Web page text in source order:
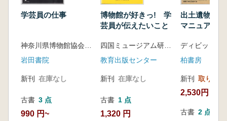
学芸員の仕事
神奈川県博物館協会 編
岩田書院
新刊 在庫なし
古書 3 点
990 円~
博物館が好きっ! 学
芸員が伝えたいこと
四国ミュージアム研究会 編
教育出版センター
新刊 在庫なし
古書 1 点
1,320 円
出土遺物の
マニュアル
柏書房
新刊 取り寄せ
2,530円
古書 2 点